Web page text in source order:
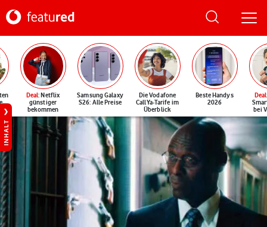
Deal: Netflix
günstiger
bekommen
Samsung Galaxy
S26: Alle Preise
Die Vodafone
CallYa-Tarife im
Überblick
Beste Handys
2026
Deal
bei
INHALT